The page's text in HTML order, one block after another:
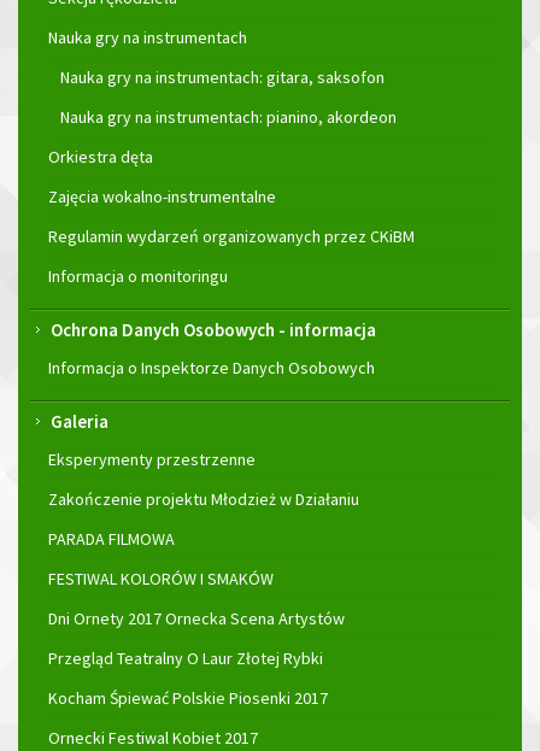
Nauka gry na instrumentach
Nauka gry na instrumentach: gitara, saksofon
Nauka gry na instrumentach: pianino, akordeon
Orkiestra dęta
Zajęcia wokalno-instrumentalne
Regulamin wydarzeń organizowanych przez CKiBM
Informacja o monitoringu
Ochrona Danych Osobowych - informacja
Informacja o Inspektorze Danych Osobowych
Galeria
Eksperymenty przestrzenne
Zakończenie projektu Młodzież w Działaniu
PARADA FILMOWA
FESTIWAL KOLORÓW I SMAKÓW
Dni Ornety 2017 Ornecka Scena Artystów
Przegląd Teatralny O Laur Złotej Rybki
Kocham Śpiewać Polskie Piosenki 2017
Ornecki Festiwal Kobiet 2017